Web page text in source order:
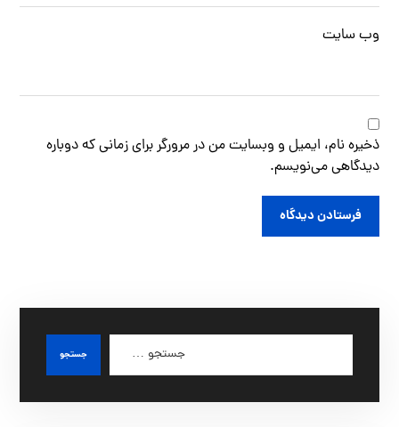
وب‌ سایت
ذخیره نام، ایمیل و وبسایت من در مرورگر برای زمانی که دوباره
دیدگاهی می‌نویسم.